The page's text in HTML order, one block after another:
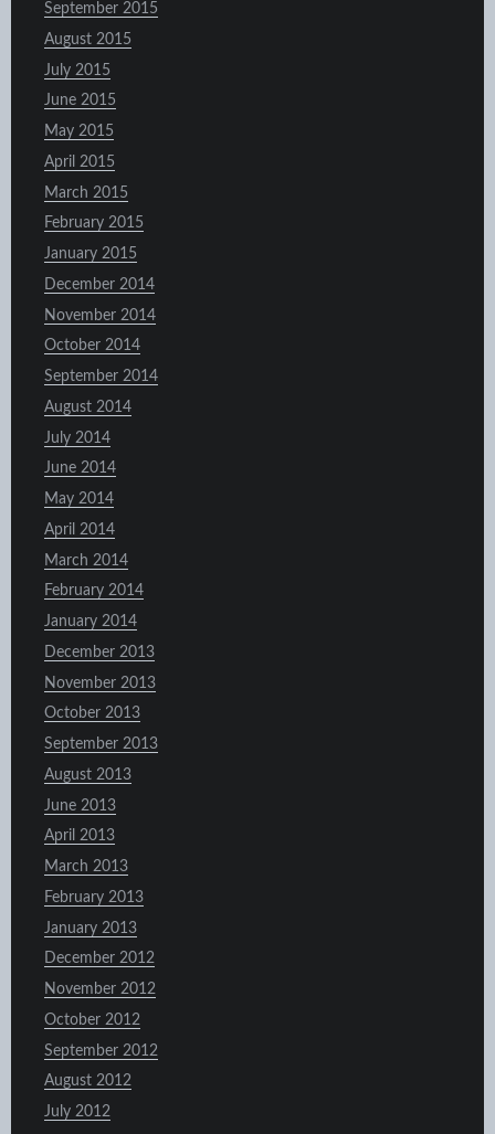
September 2015
August 2015
July 2015
June 2015
May 2015
April 2015
March 2015
February 2015
January 2015
December 2014
November 2014
October 2014
September 2014
August 2014
July 2014
June 2014
May 2014
April 2014
March 2014
February 2014
January 2014
December 2013
November 2013
October 2013
September 2013
August 2013
June 2013
April 2013
March 2013
February 2013
January 2013
December 2012
November 2012
October 2012
September 2012
August 2012
July 2012